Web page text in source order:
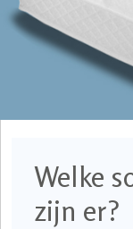
Welke
zijn er?